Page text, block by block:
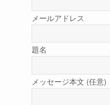
メールアドレス
題名
メッセージ本文 (任意)